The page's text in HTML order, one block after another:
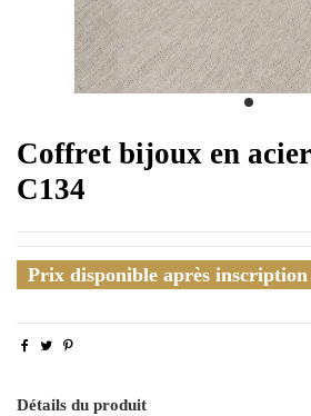
Coffret bijoux en
C134
Prix disponible après inscription
Détails du produit